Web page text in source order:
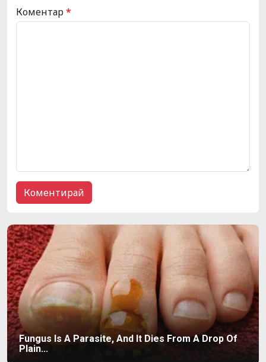
Коментар*
Fungus Is A Parasite, And It Dies From A Drop Of
Plain...